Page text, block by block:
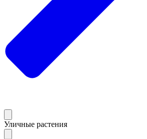
Уличные растения